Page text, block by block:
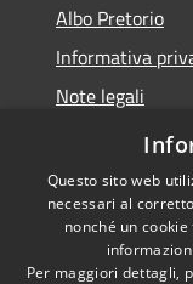
Albo Pretorio
Informativa
Note legali
Dichiarazione
Questo sito web
necessari al
nonché un
Per maggiori dettagli,